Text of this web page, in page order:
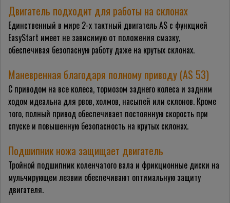
Двигатель подходит для работы на склонах
Единственный в мире 2-х тактный двигатель AS с функцией
EasyStart имеет не зависимую от положения смазку,
обеспечивая безопасную работу даже на крутых склонах.
Маневренная благодаря полному приводу (AS 53)
С приводом на все колеса, тормозом заднего колеса и задним
ходом идеальна для рвов, холмов, насыпей или склонов. Кроме
того, полный привод обеспечивает постоянную скорость при
спуске и повышенную безопасность на крутых склонах.
Подшипник ножа защищает двигатель
Тройной подшипник коленчатого вала и фрикционные диски на
мульчирующем лезвии обеспечивают оптимальную защиту
двигателя.